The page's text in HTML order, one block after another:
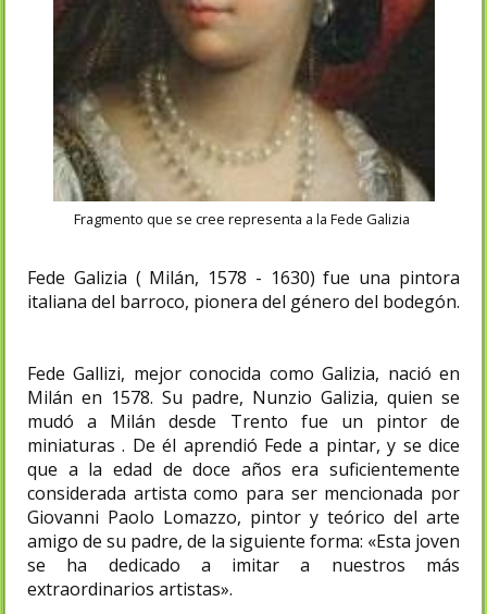
Fragmento que se cree representa a la Fede Galizia
Fede Galizia ( Milán, 1578 - 1630) fue una pintora
italiana del barroco, pionera del género del bodegón.
Fede Gallizi, mejor conocida como Galizia, nació en
Milán en 1578. Su padre, Nunzio Galizia, quien se
mudó a Milán desde Trento fue un pintor de
miniaturas . De él aprendió Fede a pintar, y se dice
que a la edad de doce años era suficientemente
considerada artista como para ser mencionada por
Giovanni Paolo Lomazzo, pintor y teórico del arte
amigo de su padre, de la siguiente forma: «Esta joven
se ha dedicado a imitar a nuestros más
extraordinarios artistas».